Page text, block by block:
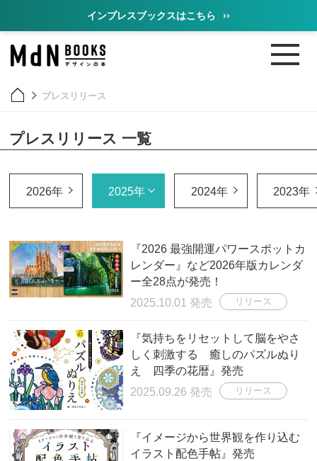
インプレスブックスはこちら ››
プレスリリース
プレスリリース 一覧
2026年 2025年 2024年 2023年
『2026 最強開運パワースポットカ
レンダー』など2026年版カレンダ
ー全28点が発売！
2025.10.01 発売
リリース
『気持ちをリセットして脳をやさ
しく刺激する 癒しのパズルぬり
え 四季の花暦』発売
2025.09.26 発売
リリース
『イメージから世界観を作り込む
イラスト配色手帖』発売